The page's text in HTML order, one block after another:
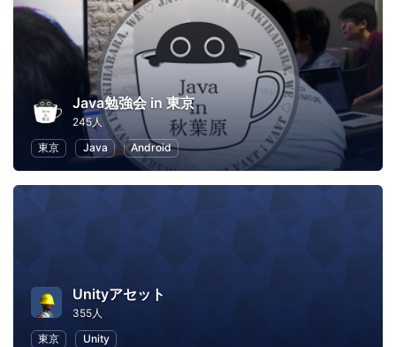
Java勉強会 in 東京
245人
東京
Java Android
Unityアセット
355人
東京
Unity